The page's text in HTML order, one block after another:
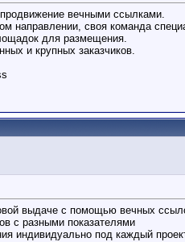
вечными ссылками.
направлении, своя команда
для размещения.
и крупных заказчиков.
выдаче с помощью вечных
с разными показателями
индивидуально под каждый